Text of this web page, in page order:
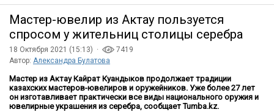
Мастер-ювелир из Актау пользуется
спросом у жительниц столицы серебра
18 Октября 2021 (15:13) ·
7419
Автор: Александра Булатова
Мастер из Актау Кайрат Куандыков продолжает традиции
казахских мастеров-ювелиров и оружейников. Уже более 27 лет
он изготавливает практически все виды национального оружия и
ювелирные украшения из серебра, сообщаетTumba.kz.